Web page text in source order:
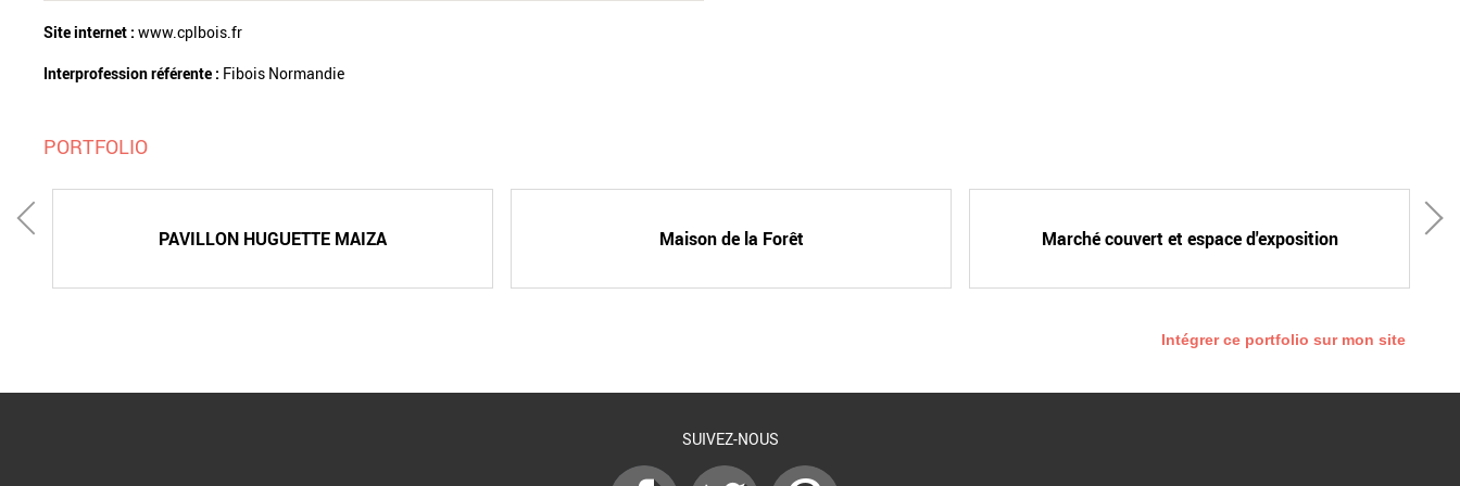
Site internet : www.cplbois.fr
Interprofession référente : Fibois Normandie
PORTFOLIO
PAVILLON HUGUETTE MAIZA Maison de la Forêt Marché couvert et espace d'exposition
Intégrer ce portfolio sur mon site
SUIVEZ-NOUS